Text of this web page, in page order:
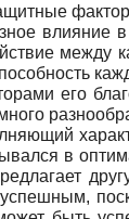
влияние
между
его
в